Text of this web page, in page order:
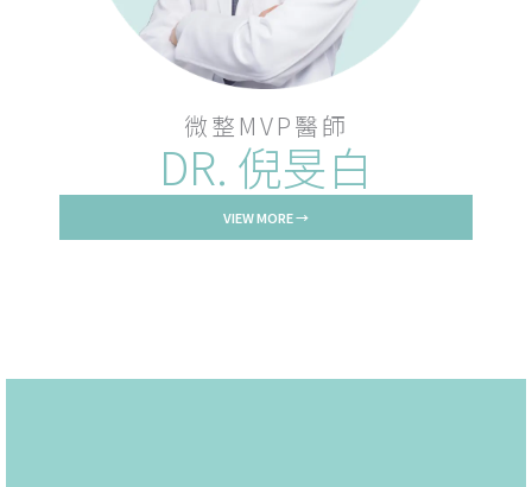
微整MVP醫師
DR. 倪旻白
VIEW MORE →